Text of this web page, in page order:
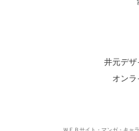
井元デザ
オン